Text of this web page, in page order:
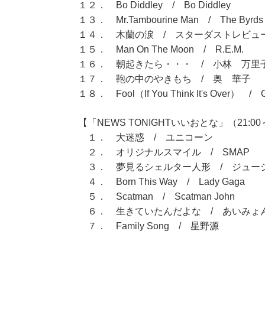
１２． Bo Diddley / Bo Diddley
１３． Mr.Tambourine Man / The Byrds
１４． 木蘭の涙 / スターダストレビュ
１５． Man On The Moon / R.E.M.
１６． 朝起きたら・・・ / 小林 万里
１７． 鞄の中のやきもち / 奥 華子
１８． Fool（If You Think It's Over） /
【「NEWS TONIGHTいいおとな」（21:00
１． 大迷惑 / ユニコーン
２． オリジナルスマイル / SMAP
３． 夢見るシェルター人形 / ジュー
４． Born This Way / Lady Gaga
５． Scatman / Scatman John
６． 生きていたんだよな / あいみょ
７． Family Song / 星野源